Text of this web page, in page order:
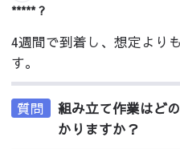
***** ?
4週間で到着し、想定より
す。
質問
組み立て作業はど
かりますか？